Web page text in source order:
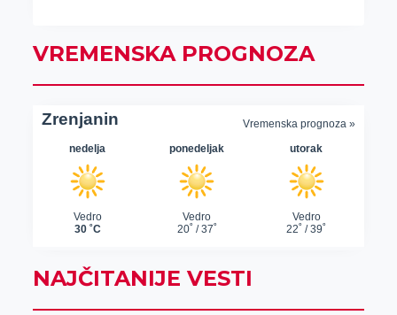
VREMENSKA PROGNOZA
NAJČITANIJE VESTI